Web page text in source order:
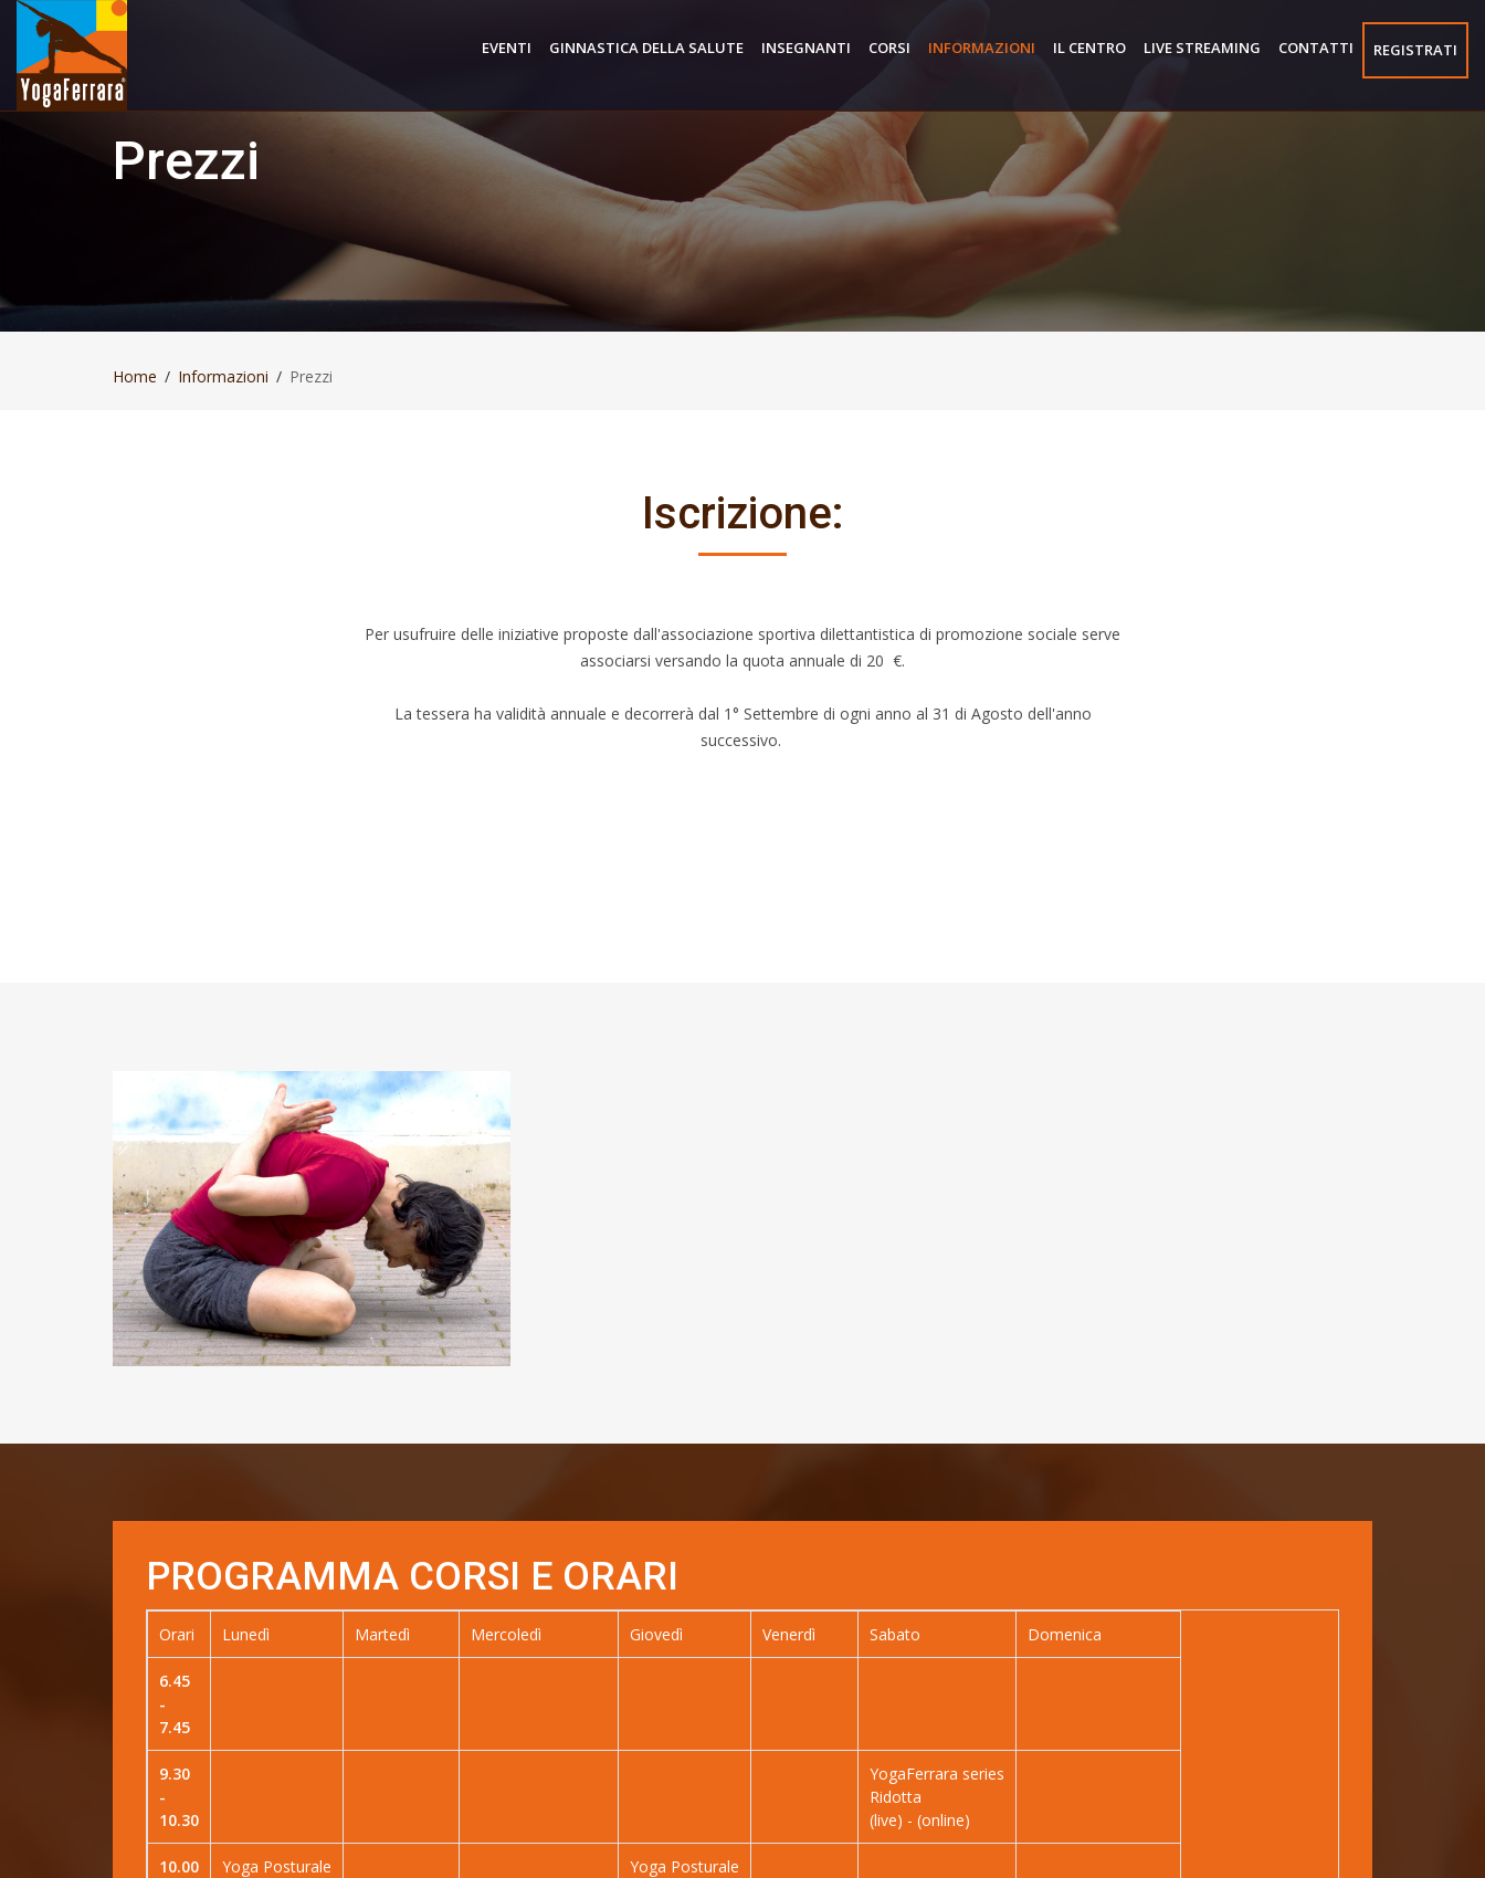
EVENTI GINNASTICA DELLA SALUTE INSEGNANTI CORSI INFORMAZIONI IL CENTRO LIVE STREAMING CONTATTI REGISTRATI
Prezzi
Home Informazioni Prezzi
Iscrizione:
Per usufruire delle iniziative proposte dall'associazione sportiva dilettantistica di promozione sociale serve
associarsi versando la quota annuale di 20 €.
La tessera ha validità annuale e decorrerà dal 1° Settembre di ogni anno al 31 di Agosto dell'anno
successivo.
PROGRAMMA CORSI E ORARI
Orari Lunedì Martedì Mercoledì Giovedì Venerdì Sabato Domenica
6.45
-
7.45
9.30
-
10.30
YogaFerrara series
Ridotta
(live) - (online)
10.00
Yoga Posturale
Yoga Posturale